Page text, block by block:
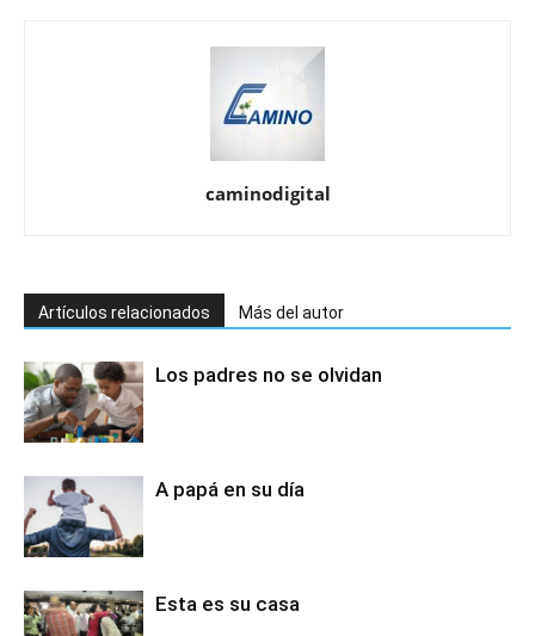
caminodigital
Artículos relacionados Más del autor
Los padres no se olvidan
A papá en su día
Esta es su casa